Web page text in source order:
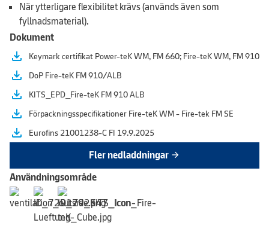
När ytterligare flexibilitet krävs (används även som
fyllnadsmaterial).
Dokument
file_download Keymark certifikat Power-teK WM, FM 660; Fire-teK WM, FM 910
file_download DoP Fire-teK FM 910/ALB
file_download KITS_EPD_Fire-teK FM 910 ALB
file_download Förpackningsspecifikationer Fire-teK WM - Fire-tek FM SE
file_download Eurofins 21001238-C FI 19.9.2025
Fler nedladdningar arrow_forward
Användningsområde